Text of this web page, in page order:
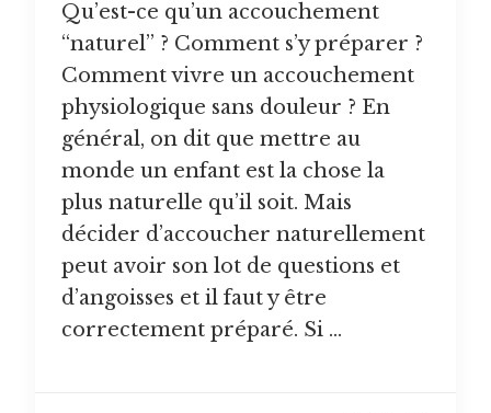
Qu’est-ce qu’un accouchement
“naturel” ? Comment s’y préparer ?
Comment vivre un accouchement
physiologique sans douleur ? En
général, on dit que mettre au
monde un enfant est la chose la
plus naturelle qu’il soit. Mais
décider d’accoucher naturellement
peut avoir son lot de questions et
d’angoisses et il faut y être
correctement préparé. Si …